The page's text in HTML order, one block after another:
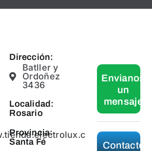
Dirección:
Batller y
Ordoñez
3436
Localidad:
Rosario
Provincia:
Santa Fé
Envianos
un
mensaje
Contacto